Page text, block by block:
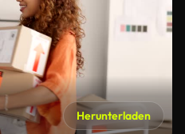
Herunterladen